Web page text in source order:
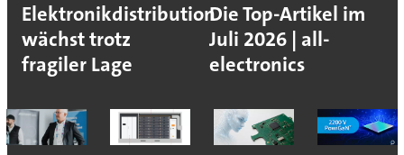
Elektronikdistribution
wächst trotz
fragiler Lage
Die Top-Artikel im
Juli 2026 | all-
electronics